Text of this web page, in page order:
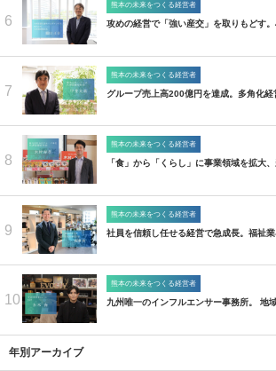
6
熊本の未来をつくる経営者
攻めの経営で「強い産交」を取りもどす
7
熊本の未来をつくる経営者
グループ売上高200億円を達成。多角化経
8
熊本の未来をつくる経営者
「食」から「くらし」に事業領域を拡大
9
熊本の未来をつくる経営者
社員を信頼し任せる経営で急成長。福祉
10
熊本の未来をつくる経営者
九州唯一のインフルエンサー事務所。 地
年別アーカイブ